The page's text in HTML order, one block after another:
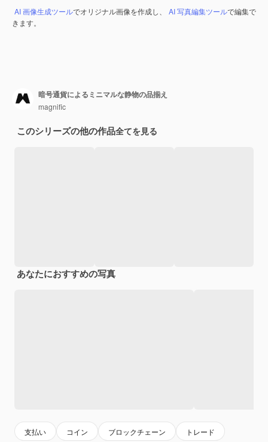
AI 画像生成ツールでオリジナル画像を作成し、 AI 写真編集ツールで編集で
きます。
暗号通貨によるミニマルな静物の品揃え
magnific
このシリーズの他の作品全てを見る
あなたにおすすめの写真
支払い コイン ブロックチェーン トレード